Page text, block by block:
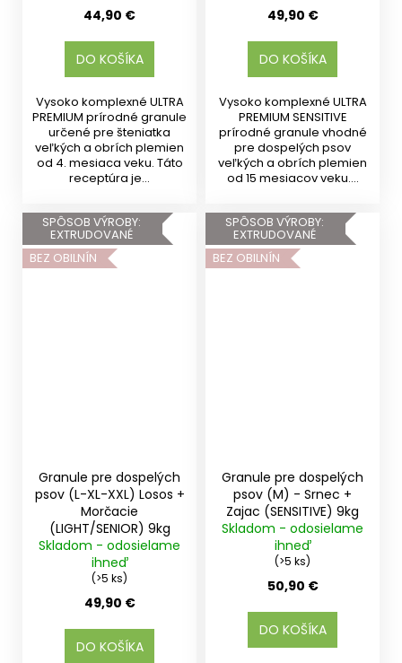
44,90 €
DO KOŠÍKA
Vysoko komplexné ULTRA
PREMIUM prírodné granule
určené pre šteniatka
veľkých a obrích plemien
od 4. mesiaca veku. Táto
receptúra je...
49,90 €
DO KOŠÍKA
Vysoko komplexné ULTRA
PREMIUM SENSITIVE
prírodné granule vhodné
pre dospelých psov
veľkých a obrích plemien
od 15 mesiacov veku....
SPÔSOB VÝROBY:
EXTRUDOVANÉ
BEZ OBILNÍN
Granule pre dospelých
psov (L-XL-XXL) Losos +
Morčacie
(LIGHT/SENIOR) 9kg
Skladom - odosielame
ihneď
(>5 ks)
49,90 €
DO KOŠÍKA
SPÔSOB VÝROBY:
EXTRUDOVANÉ
BEZ OBILNÍN
Granule pre dospelých
psov (M) - Srnec +
Zajac (SENSITIVE) 9kg
Skladom - odosielame
ihneď
(>5 ks)
50,90 €
DO KOŠÍKA